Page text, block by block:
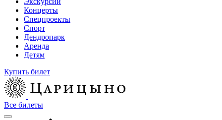
Концерты
Спецпроекты
Спорт
Дендропарк
Аренда
Детям
Купить билет
Все билеты